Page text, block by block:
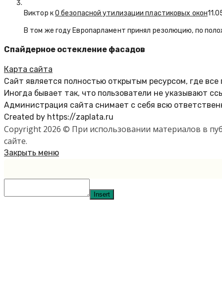
Виктор кО безопасной утилизации пластиковых окон
В том же году Европарламент принял резолюцию, по
Спайдерное остекление фасадов
Карта сайта
Сайт является полностью открытым ресурсом, где
Иногда бывает так, что пользователи не указывают
Администрация сайта снимает с себя всю
Created by https://zaplata.ru
Copyright 2026 © При использовании материалов в
сайте.
Закрыть меню
Insert